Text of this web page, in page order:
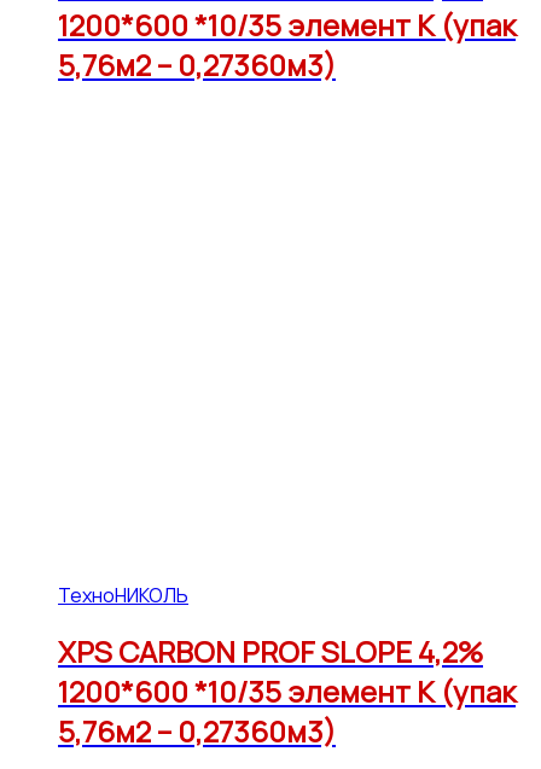
1200*600 *10/35 элемент К (упак
5,76м2 – 0,27360м3)
ТехноНИКОЛЬ
XPS CARBON PROF SLOPE 4,2%
1200*600 *10/35 элемент К (упак
5,76м2 – 0,27360м3)